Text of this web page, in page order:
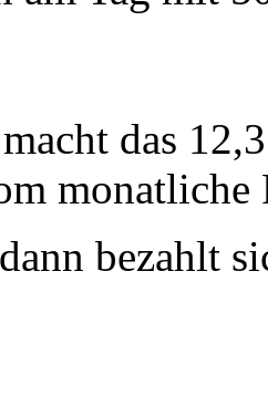
das
monatliche
bezahlt